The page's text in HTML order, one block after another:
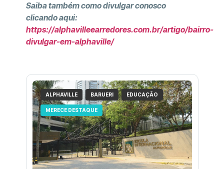
Saiba também como divulgar conosco
clicando aqui:
https://alphavilleearredores.com.br/artigo/bairro-
divulgar-em-alphaville/
ALPHAVILLE BARUERI EDUCAÇÃO
MERECE DESTAQUE